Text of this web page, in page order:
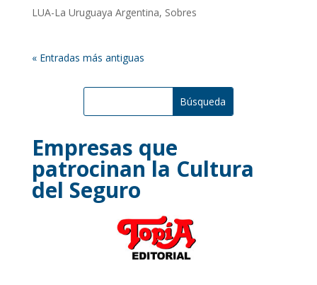
LUA-La Uruguaya Argentina, Sobres
« Entradas más antiguas
Empresas que
patrocinan la Cultura
del Seguro